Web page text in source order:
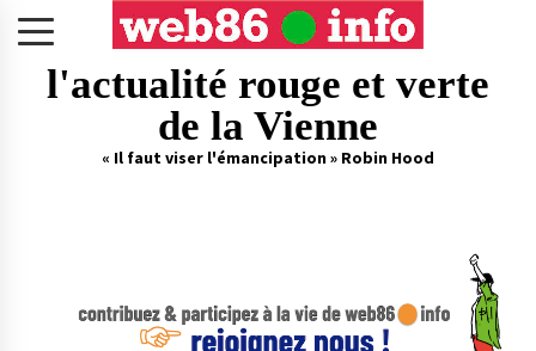
l'actualité rouge et verte
de la Vienne
« Il faut viser l'émancipation » Robin Hood